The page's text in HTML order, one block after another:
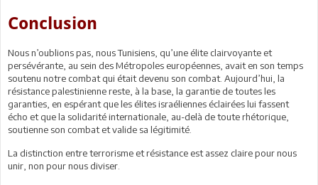
Conclusion
Nous n’oublions pas, nous Tunisiens, qu’une élite clairvoyante et
persévérante, au sein des Métropoles européennes, avait en son temps
soutenu notre combat qui était devenu son combat. Aujourd’hui, la
résistance palestinienne reste, à la base, la garantie de toutes les
garanties, en espérant que les élites israéliennes éclairées lui fassent
écho et que la solidarité internationale, au-delà de toute rhétorique,
soutienne son combat et valide sa légitimité.
La distinction entre terrorisme et résistance est assez claire pour nous
unir, non pour nous diviser.